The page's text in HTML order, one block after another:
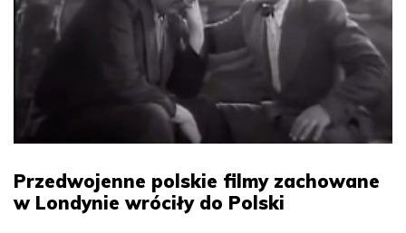
Przedwojenne polskie filmy zachowane
w Londynie wróciły do Polski